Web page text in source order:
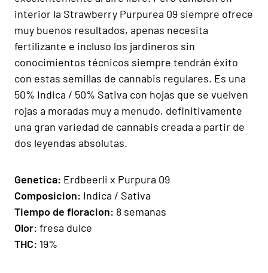
interior la Strawberry Purpurea 09 siempre ofrece
muy buenos resultados, apenas necesita
fertilizante e incluso los jardineros sin
conocimientos técnicos siempre tendrán éxito
con estas semillas de cannabis regulares. Es una
50% Indica / 50% Sativa con hojas que se vuelven
rojas a moradas muy a menudo, definitivamente
una gran variedad de cannabis creada a partir de
dos leyendas absolutas.
Genetica: Erdbeerli x Purpura 09
Composicion: Indica / Sativa
Tiempo de floracion: 8 semanas
Olor: fresa dulce
THC: 19%